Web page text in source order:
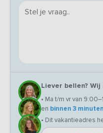
Liever bellen?
• Ma t/m vr van
en binnen 3
• Dit vakantieadres